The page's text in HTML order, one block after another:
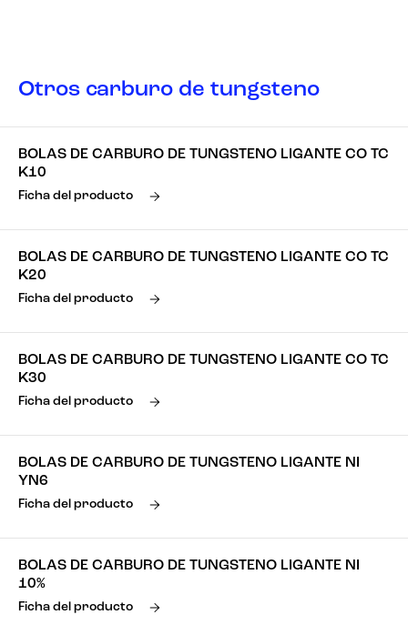
Otros carburo de tungsteno
BOLAS DE CARBURO DE TUNGSTENO LIGANTE CO TC
K10
Ficha del producto
BOLAS DE CARBURO DE TUNGSTENO LIGANTE CO TC
K20
Ficha del producto
BOLAS DE CARBURO DE TUNGSTENO LIGANTE CO TC
K30
Ficha del producto
BOLAS DE CARBURO DE TUNGSTENO LIGANTE NI
YN6
Ficha del producto
BOLAS DE CARBURO DE TUNGSTENO LIGANTE NI
10%
Ficha del producto